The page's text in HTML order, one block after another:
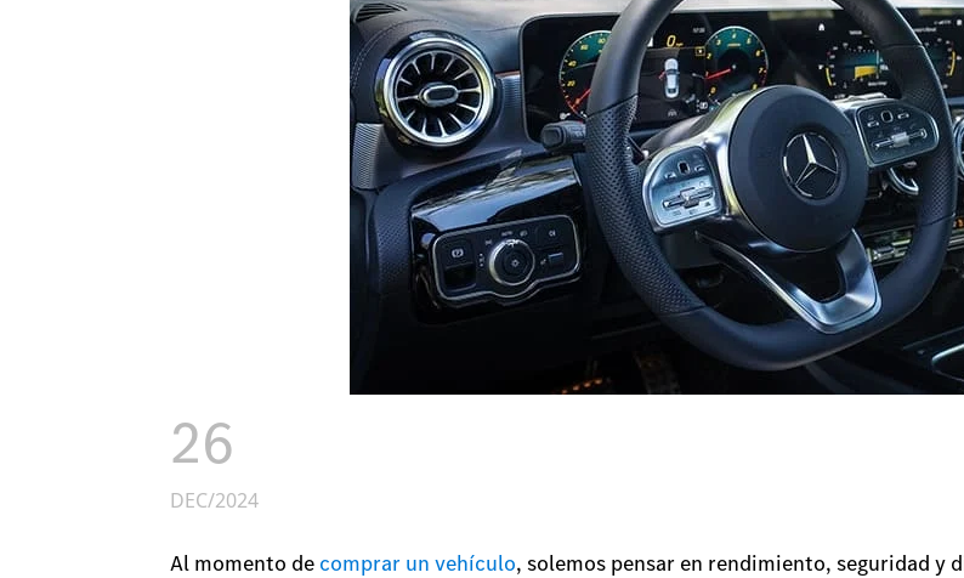
26
DEC/2024
Al momento de comprar un vehículo, solemos pensar en rendimiento, seguridad y